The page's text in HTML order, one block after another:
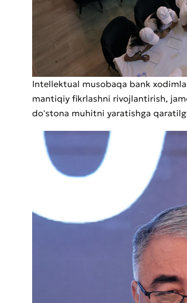
Intellektual musobaqa bank
mantiqiy fikrlashni rivojlantirish,
doʻstona muhitni yaratishga